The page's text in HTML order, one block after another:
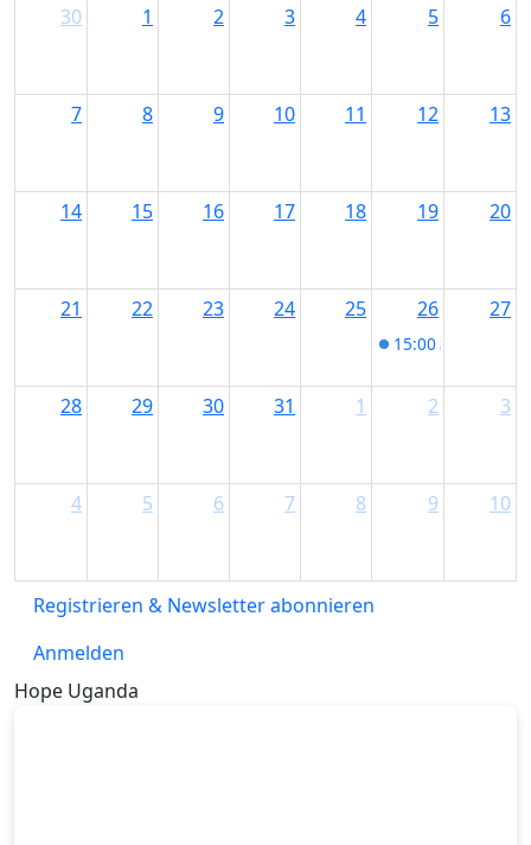
30 1 2 3 4 5 6
7 8 9 10 11 12 13
14 15 16 17 18 19 20
21 22 23 24 25 26
15:00 Start Date
27
28 29 30 31 1 2 3
4 5 6 7 8 9 10
Registrieren & Newsletter abonnieren
Anmelden
Hope Uganda